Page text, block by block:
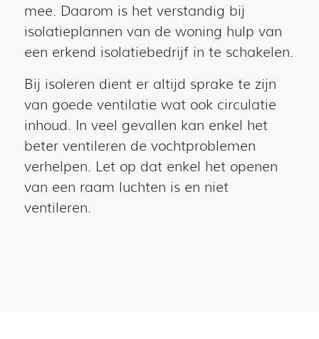
mee. Daarom is het verstandig bij
isolatieplannen van de woning hulp van
een erkend isolatiebedrijf in te schakelen.
Bij isoleren dient er altijd sprake te zijn
van goede ventilatie wat ook circulatie
inhoud. In veel gevallen kan enkel het
beter ventileren de vochtproblemen
verhelpen. Let op dat enkel het openen
van een raam luchten is en niet
ventileren.